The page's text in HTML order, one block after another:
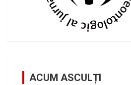
ACUM ASCULȚI